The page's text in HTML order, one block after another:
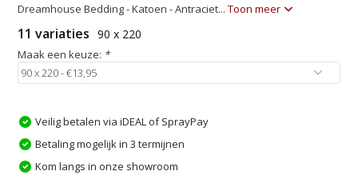
Dreamhouse Bedding - Katoen - Antraciet...Toon meer
11 variaties 90 x 220
Maak een keuze: *
Veilig betalen via iDEAL of SprayPay
Betaling mogelijk in 3 termijnen
Kom langs in onze showroom